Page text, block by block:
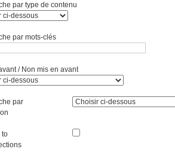
par type de contenu
par mots-clés
/ Non mis en avant
par
to